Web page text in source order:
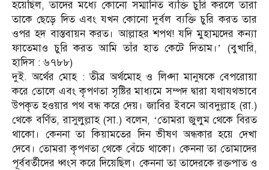
হয়েছিল, তাদের মধ্যে কোনো সম্মানিত ব্যক্তি চুরি করলে তারা
তাকে ছেড়ে দিত এবং যখন কোনো দুর্বল ব্যক্তি চুরি করত তার
ওপর হদ বাস্তবায়ন করত। আল্লাহর শপথ! যদি মুহাম্মদের কন্যা
ফাতেমাও চুরি করত আমি তাঁর হাত কেটে দিতাম।’ (বুখারি,
হাদিস : ৬৭৮৮)
দুই. অর্থের মোহ : তীব্র অর্থমোহ ও লিপ্সা মানুষকে বেপরোয়া
করে তোলে এবং কৃপণতা সৃষ্টির মাধ্যমে সম্পদ দ্বারা যথাযথভাবে
উপকৃত হওয়ার পথ বন্ধ করে দেয়। জাবির ইবনে আবদুল্লাহ (রা.)
থেকে বর্ণিত, রাসুলুল্লাহ (সা.) বলেন, ‘তোমরা জুলুম থেকে বিরত
থাকো। কেননা তা কিয়ামতের দিন ভীষণ অন্ধকার হয়ে দেখা
দেবে। তোমরা কৃপণতা থেকে বেঁচে থাকো। কেননা তা তোমাদের
পূর্ববর্তীদের ধ্বংস করে দিয়েছিল। কেননা তা তাদেরকে রক্তপাত ও